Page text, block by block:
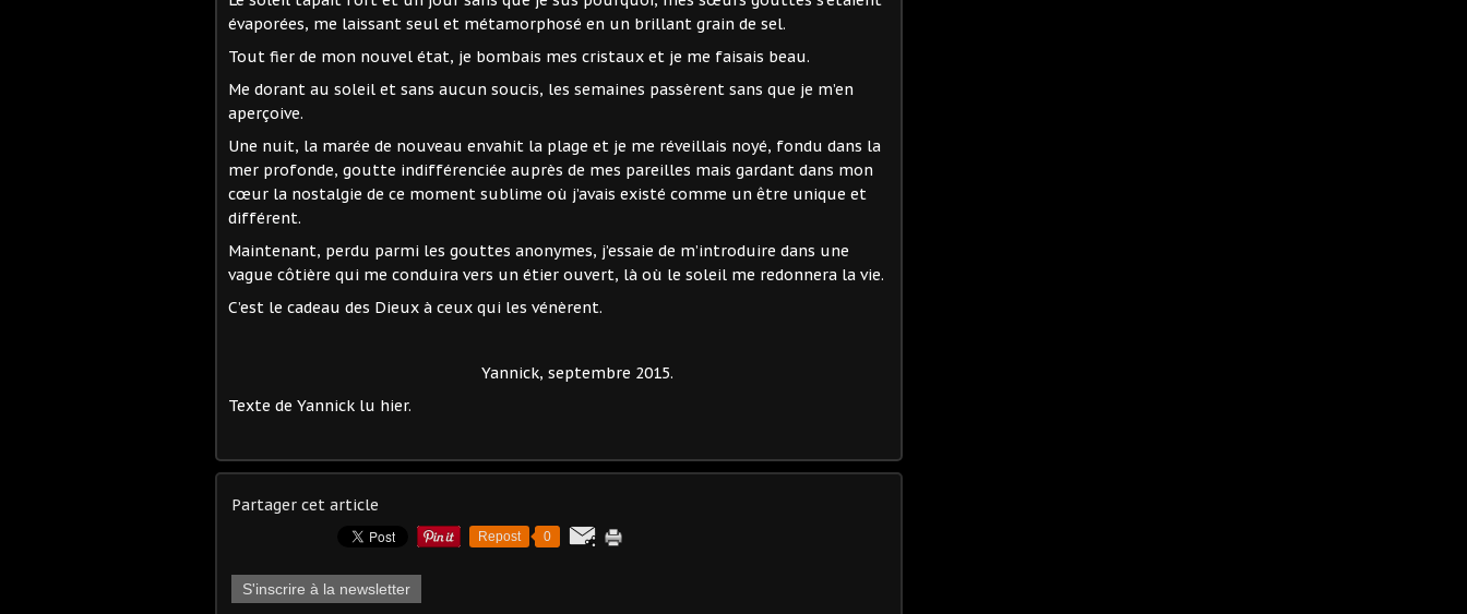
évaporées, me laissant seul et métamorphosé en un brillant grain de sel.
Tout fier de mon nouvel état, je bombais mes cristaux et je me faisais beau.
Me dorant au soleil et sans aucun soucis, les semaines passèrent sans que je m’en
aperçoive.
Une nuit, la marée de nouveau envahit la plage et je me réveillais noyé, fondu dans la
mer profonde, goutte indifférenciée auprès de mes pareilles mais gardant dans mon
cœur la nostalgie de ce moment sublime où j’avais existé comme un être unique et
différent.
Maintenant, perdu parmi les gouttes anonymes, j’essaie de m’introduire dans une
vague côtière qui me conduira vers un étier ouvert, là où le soleil me redonnera la vie.
C’est le cadeau des Dieux à ceux qui les vénèrent.
Yannick, septembre 2015.
Texte de Yannick lu hier.
Partager cet article
Repost 0
S'inscrire à la newsletter